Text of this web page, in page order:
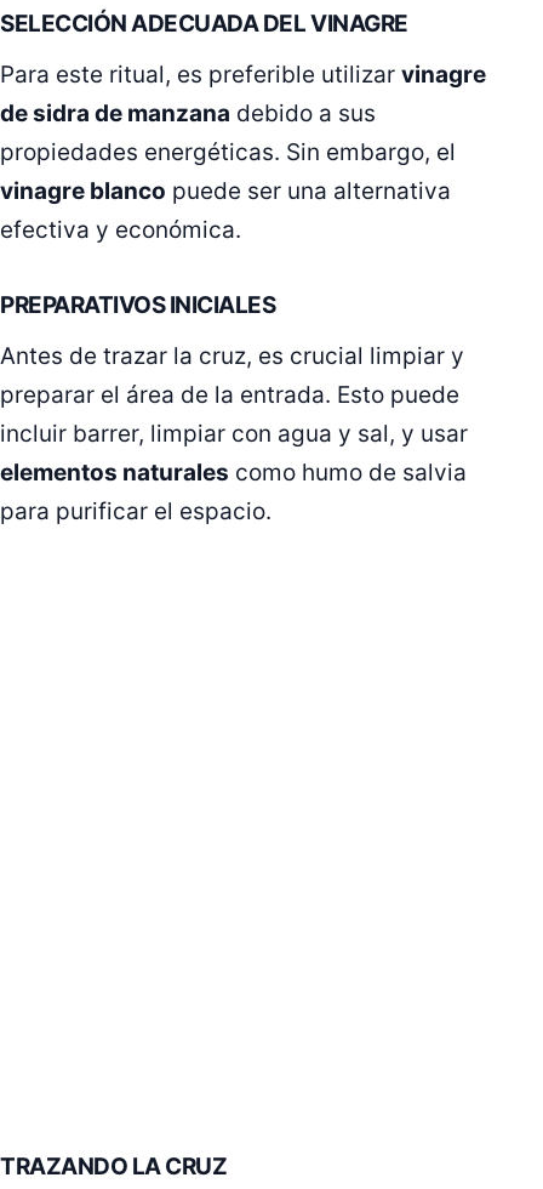
SELECCIÓN ADECUADA DEL VINAGRE
Para este ritual, es preferible utilizar vinagre
de sidra de manzana debido a sus
propiedades energéticas. Sin embargo, el
vinagre blanco puede ser una alternativa
efectiva y económica.
PREPARATIVOS INICIALES
Antes de trazar la cruz, es crucial limpiar y
preparar el área de la entrada. Esto puede
incluir barrer, limpiar con agua y sal, y usar
elementos naturales como humo de salvia
para purificar el espacio.
TRAZANDO LA CRUZ